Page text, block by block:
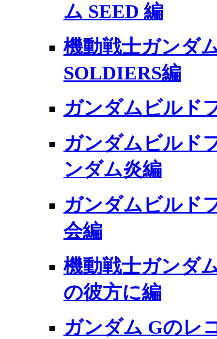
ム SEED 編
機動戦士ガンダ
SOLDIERS編
ガンダムビルド
ガンダムビルド
ンダム炎編
ガンダムビルド
会編
機動戦士ガンダ
の彼方に編
ガンダム Gのレ